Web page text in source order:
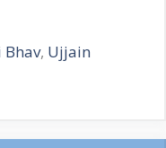
, Ujjain